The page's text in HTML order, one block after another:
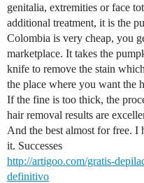
genitalia, extremities or face
additional treatment, it is the
Colombia is very cheap, you
marketplace. It takes the
knife to remove the stain
the place where you want the
If the fine is too thick, the
hair removal results are
And the best almost for free. I
it. Successes
http://artigoo.com/gratis-
definitivo